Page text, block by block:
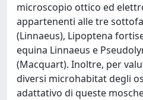
microscopio ottico ed
appartenenti alle tre
(Linnaeus), Lipoptena
equina Linnaeus e
(Macquart). Inoltre, per
diversi microhabitat degli
adattativo di queste